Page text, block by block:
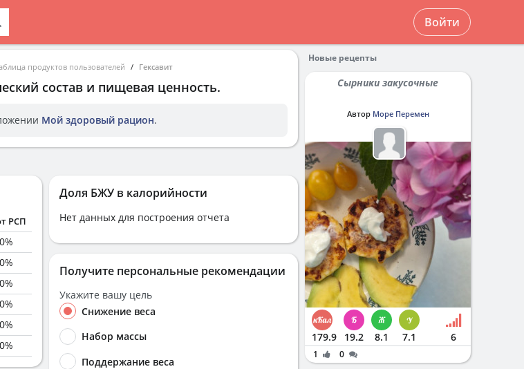
Войти
продуктов пользователей Гексавит
состав и пищевая ценность.
Мой здоровый рацион.
РСП
0%
0%
0%
0%
0%
0%
Доля БЖУ в калорийности
Нет данных для построения отчета
Получите персональные рекомендации
Укажите вашу цель
Снижение веса
Набор массы
Поддержание веса
Новые рецепты
Сырники закусочные
Автор Море Перемен
179.9 19.2 8.1 7.1 6
1 0